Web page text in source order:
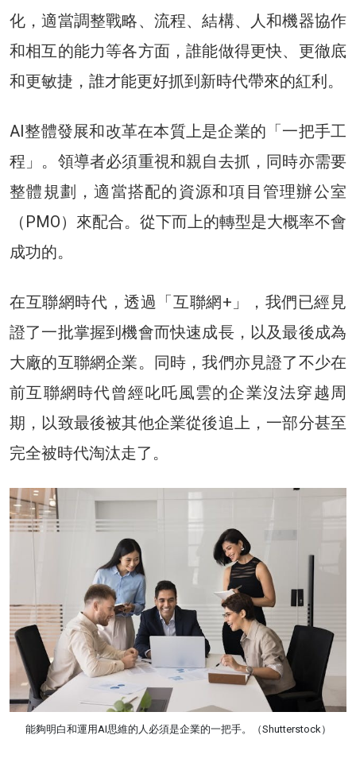
化，適當調整戰略、流程、結構、人和機器協作
和相互的能力等各方面，誰能做得更快、更徹底
和更敏捷，誰才能更好抓到新時代帶來的紅利。
AI整體發展和改革在本質上是企業的「一把手工
程」。領導者必須重視和親自去抓，同時亦需要
整體規劃，適當搭配的資源和項目管理辦公室
（PMO）來配合。從下而上的轉型是大概率不會
成功的。
在互聯網時代，透過「互聯網+」，我們已經見
證了一批掌握到機會而快速成長，以及最後成為
大廠的互聯網企業。同時，我們亦見證了不少在
前互聯網時代曾經叱吒風雲的企業沒法穿越周
期，以致最後被其他企業從後追上，一部分甚至
完全被時代淘汰走了。
能夠明白和運用AI思維的人必須是企業的一把手。（Shutterstock）